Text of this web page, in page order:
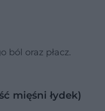
ból oraz płacz.
mięśni łydek)